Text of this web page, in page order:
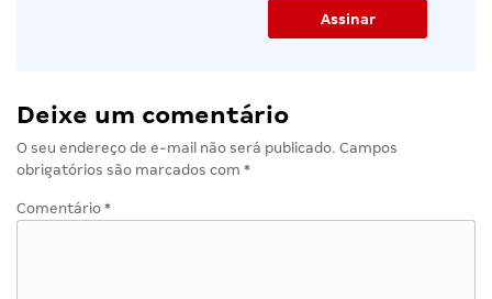
Deixe um comentário
O seu endereço de e-mail não será publicado. Campos
obrigatórios são marcados com *
Comentário *